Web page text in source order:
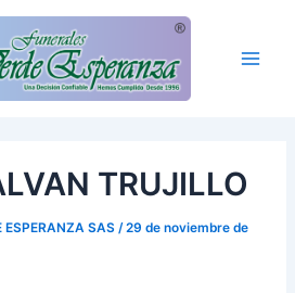
TRUJILLO
ESPERANZA SAS/29 de noviembre de